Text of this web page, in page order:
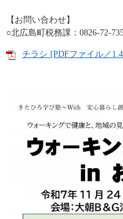
【お問い合わせ】
○北広島町税務課：0826-72-
チラシ [PDFファイル／